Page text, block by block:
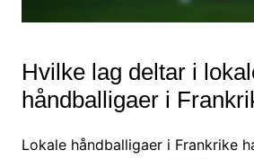
Hvilke lag deltar i
håndballigaer i
Lokale håndballigaer i Frankrike